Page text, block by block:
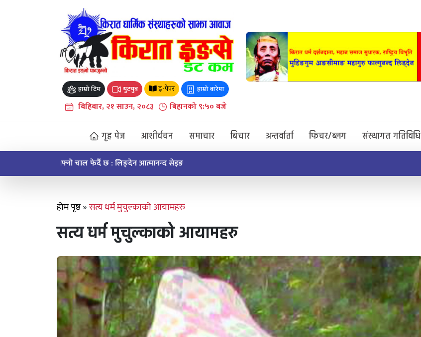
हाम्रो टिम युटयुब इ-पेपर हाम्रो बारेमा
बिहिबार, २१ साउन, २०८३ बिहानको ९:५० बजे
गृह पेज आशीर्वचन समाचार बिचार अन्तर्वार्ता फिचर/ब्लग संस्थागत गतिविधि
ऐतिहासिक मुइ चक्मा सेवाको सन्देश र सम्झना
होम पृष्ठ»सत्य धर्म मुचुल्काको आयामहरु
सत्य धर्म मुचुल्काको आयामहरु